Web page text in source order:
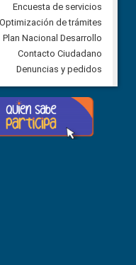
Veeduría Ciudadana para
construcción del asfaltado de
Ballenita del cantón Santa
7 agosto, 2026
Next
Encuesta de servicios
Optimización de trámites
Plan Nacional Desarrollo
Contacto Ciudadano
Denuncias y pedidos